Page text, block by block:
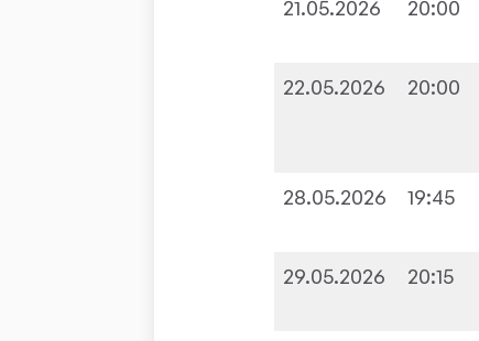
21.05.2026 20:00
22.05.2026 20:00
28.05.2026 19:45
29.05.2026 20:15